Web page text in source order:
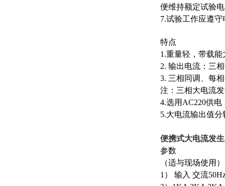
便维持额定试验
7.试验工作应遵
特点
1.重量轻，带载能
2. 输出电流：三
3. 三相同调、每
注：三相大电流
4.选用 AC220供电
5.大电流输出值
便携式大电流发
参数
（适与现场使用
1 ） 输入 交流